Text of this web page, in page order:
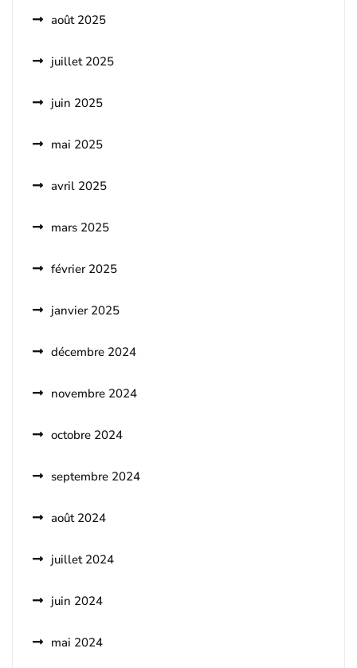
août 2025
juillet 2025
juin 2025
mai 2025
avril 2025
mars 2025
février 2025
janvier 2025
décembre 2024
novembre 2024
octobre 2024
septembre 2024
août 2024
juillet 2024
juin 2024
mai 2024